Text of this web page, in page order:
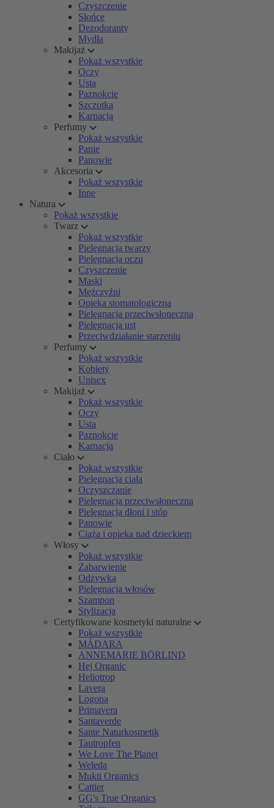
Czyszczenie
Słońce
Dezodoranty
Mydła
Makijaż
Pokaż wszystkie
Oczy
Usta
Paznokcie
Szczotka
Karnacja
Perfumy
Pokaż wszystkie
Panie
Panowie
Akcesoria
Pokaż wszystkie
Inne
Natura
Pokaż wszystkie
Twarz
Pokaż wszystkie
Pielęgnacja twarzy
Pielęgnacja oczu
Czyszczenie
Maski
Mężczyźni
Opieka stomatologiczna
Pielęgnacja przeciwsłoneczna
Pielęgnacja ust
Przeciwdziałanie starzeniu
Perfumy
Pokaż wszystkie
Kobiety
Unisex
Makijaż
Pokaż wszystkie
Oczy
Usta
Paznokcie
Karnacja
Ciało
Pokaż wszystkie
Pielęgnacja ciała
Oczyszczanie
Pielęgnacja przeciwsłoneczna
Pielęgnacja dłoni i stóp
Panowie
Ciąża i opieka nad dzieckiem
Włosy
Pokaż wszystkie
Zabarwienie
Odżywka
Pielęgnacja włosów
Szampon
Stylizacja
Certyfikowane kosmetyki naturalne
Pokaż wszystkie
MÁDARA
ANNEMARIE BÖRLIND
Hej Organic
Heliotrop
Lavera
Logona
Primavera
Santaverde
Sante Naturkosmetik
Tautropfen
We Love The Planet
Weleda
Mukti Organics
Cattier
GG's True Organics